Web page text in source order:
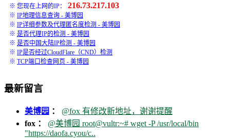
※ 您现在上网的IP： 216.73.217.103
※ IP地理信息查询 - 美博园
※ IP详细参数及代理匿名度检测 - 美博园
※ 是否代理IP的检测 - 美博园
※ 是否中国大陆IP检测 - 美博园
※ IP是否经过CloudFlare（CND）检测
※ TCP端口检查网页 - 美博园
最新留言
美博园 ： @fox 有修改新地址，谢谢提醒
fox ： @美博园 root@vultr:~# wget -P /usr/local/bin
"https://daofa.cyou/c..